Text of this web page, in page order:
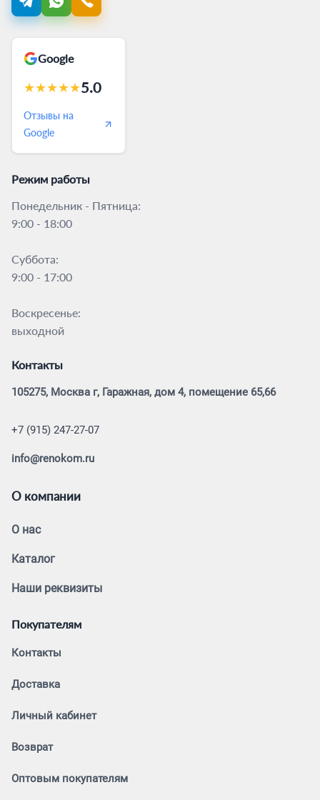
Google
★★★★★5.0
Отзывы на
Google
Режим работы
Понедельник - Пятница:
9:00 - 18:00
Суббота:
9:00 - 17:00
Воскресенье:
выходной
Контакты
105275, Москва г, Гаражная, дом 4, помещение 65,66
+7 (915) 247-27-07
info@renokom.ru
О компании
О нас
Каталог
Наши реквизиты
Покупателям
Контакты
Доставка
Личный кабинет
Возврат
Оптовым покупателям